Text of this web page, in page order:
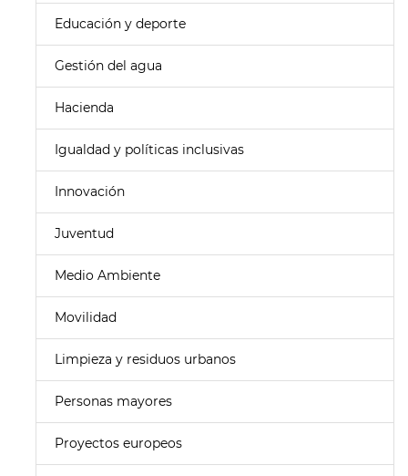
Educación y deporte
Gestión del agua
Hacienda
Igualdad y políticas inclusivas
Innovación
Juventud
Medio Ambiente
Movilidad
Limpieza y residuos urbanos
Personas mayores
Proyectos europeos